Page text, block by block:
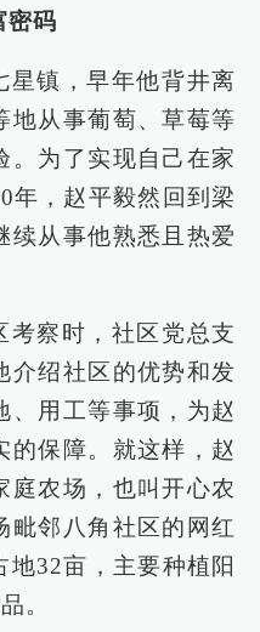
密码
星镇，早年他背井离
地从事葡萄、草莓等
。为了实现自己在家
年，赵平毅然回到梁
续从事他熟悉且热爱
考察时，社区党总支
介绍社区的优势和发
、用工等事项，为赵
的保障。就这样，赵
庭农场，也叫开心农
毗邻八角社区的网红
32亩，主要种植阳
。